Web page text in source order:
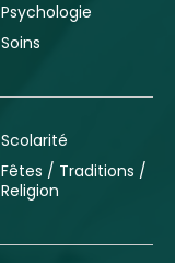
Psychologie
Soins
Scolarité
Fêtes / Traditions /
Religion